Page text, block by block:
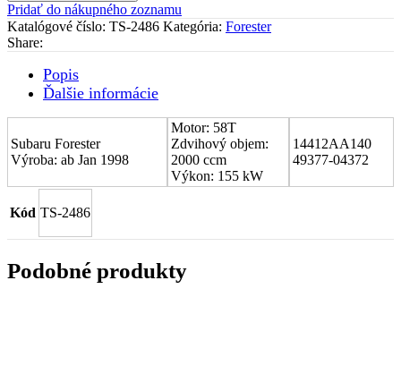
(CHRA)
Subaru
Forester
Pridať do nákupného zoznamu
Katalógové číslo: TS-2486 Kategória: Forester
Share:
Popis
Ďalšie informácie
Subaru Forester
Výroba: ab Jan 1998
Motor: 58T
Zdvihový objem:
2000 ccm
Výkon: 155 kW
14412AA140
49377-04372
Kód TS-2486
Podobné produkty